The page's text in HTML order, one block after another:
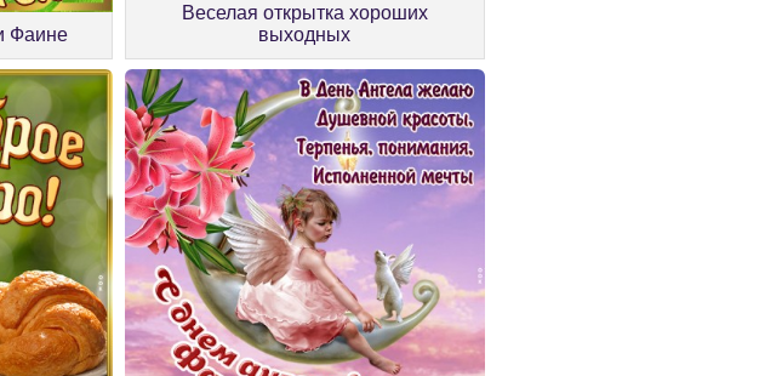
Фаине
Веселая открытка хороших
выходных